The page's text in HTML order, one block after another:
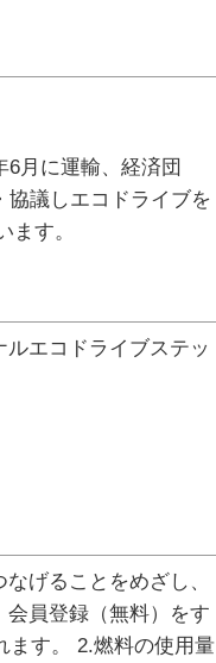
月に運輸、経済団
協議しエコドライブを
す。
エコドライブステッ
げることをめざし、
員登録（無料）をす
ます。 2.燃料の使用量